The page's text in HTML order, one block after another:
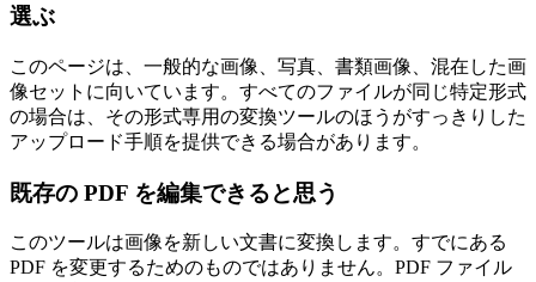
選ぶ
このページは、一般的な画像、写真、書類画像、混在した画
像セットに向いています。すべてのファイルが同じ特定形式
の場合は、その形式専用の変換ツールのほうがすっきりした
アップロード手順を提供できる場合があります。
既存の PDF を編集できると思う
このツールは画像を新しい文書に変換します。すでにある
PDF を変更するためのものではありません。PDF ファイル